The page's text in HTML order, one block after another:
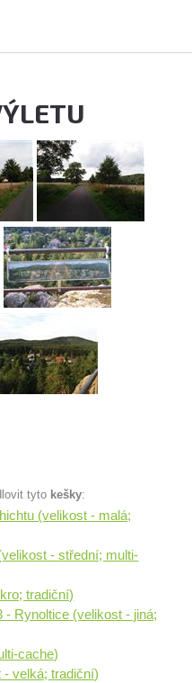
tyto kešky:
(velikost - malá;
- střední; multi-
tradiční)
- Rynoltice (velikost - jiná;
cache)
velká; tradiční)